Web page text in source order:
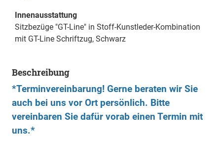
Innenausstattung
Sitzbezüge "GT-Line" in Stoff-Kunstleder-Kombination
mit GT-Line Schriftzug, Schwarz
Beschreibung
*Terminvereinbarung! Gerne beraten wir Sie
auch bei uns vor Ort persönlich. Bitte
vereinbaren Sie dafür vorab einen Termin mit
uns.*